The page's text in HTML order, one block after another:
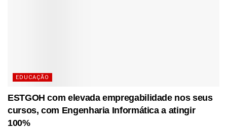
EDUCAÇÃO
ESTGOH com elevada empregabilidade nos seus
cursos, com Engenharia Informática a atingir
100%